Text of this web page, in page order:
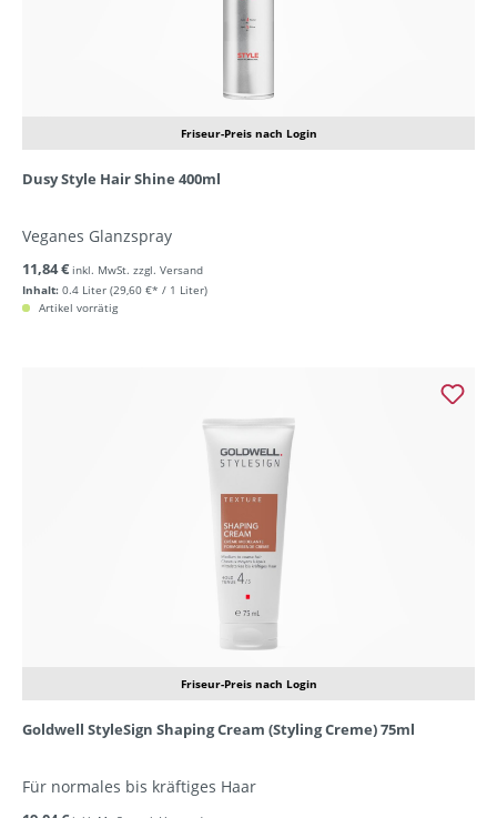
Friseur-Preis nach Login
Dusy Style Hair Shine 400ml
Veganes Glanzspray
Inhalt: 0.4 Liter (29,60 €* / 1 Liter)
11,84 € inkl. MwSt. zzgl. Versand
Artikel vorrätig
Friseur-Preis nach Login
Goldwell StyleSign Shaping Cream (Styling Creme) 75ml
Für normales bis kräftiges Haar